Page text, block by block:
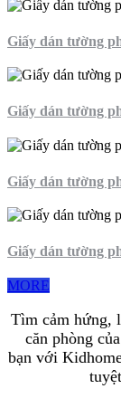
Giấy dán tường
Giấy dán tường
Giấy dán tường
Giấy dán tường
MORE
Tìm cảm hứng,
căn phòng
bạn với